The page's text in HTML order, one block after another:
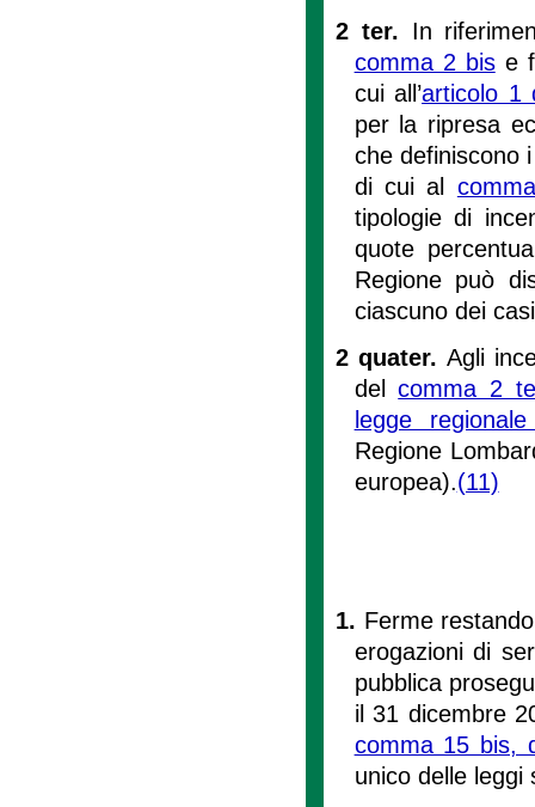
2 ter. In
comma 2 bise
cui all’articolo 1
per la ripresa
che definiscono
di cui al
tipologie di
quote
Regione può
ciascuno dei
2 quater.Agli
delcomma 2
legge
Regione
europea).(11)
1. Ferme
erogazioni di
pubblica
il 31 dicembre
comma 15 bis,
unico delle leggi